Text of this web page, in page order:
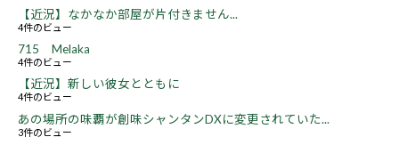
【近況】なかなか部屋が片付きません...
4件のビュー
715 Melaka
4件のビュー
【近況】新しい彼女とともに
4件のビュー
あの場所の味覇が創味シャンタンDXに変更されていた...
3件のビュー